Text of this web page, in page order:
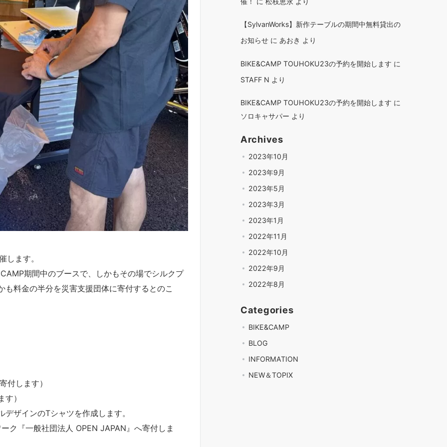
します。
期間中のブースで、しかもその場でシルクプ
料金の半分を災害支援団体に寄付するとのこ
付します）
）
ザインのTシャツを作成します。
一般社団法人 OPEN JAPAN』へ寄付しま
【SylvanWorks】新作テーブルの期間中無料貸出の
お知らせ に あおき より
BIKE&CAMP TOUHOKU23の予約を開始します に
STAFF N より
BIKE&CAMP TOUHOKU23の予約を開始します に
ソロキャサパー より
Archives
2023年10月
2023年9月
2023年5月
2023年3月
2023年1月
2022年11月
2022年10月
2022年9月
2022年8月
Categories
BIKE&CAMP
BLOG
INFORMATION
NEW＆TOPIX